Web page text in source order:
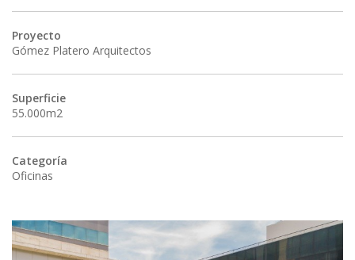
Proyecto
Gómez Platero Arquitectos
Superficie
55.000m2
Categoría
Oficinas